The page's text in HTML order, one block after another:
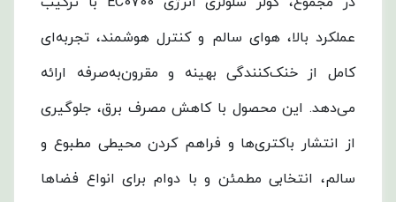
به
سرعت
و
با
راندمان
عملکرد بالا، هوای سالم و کنترل هوشمند، تجربه‌ای
کامل از خنک‌کنندگی بهینه و مقرون‌به‌صرفه ارائه
می‌دهد. این محصول با کاهش مصرف برق، جلوگیری
از انتشار باکتری‌ها و فراهم کردن محیطی مطبوع و
سالم، انتخابی مطمئن و با دوام برای انواع فضاها